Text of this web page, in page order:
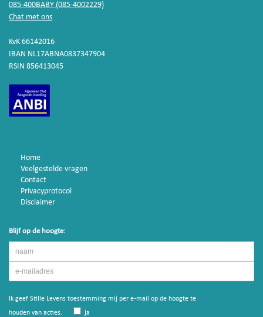
085-400BABY (085-4002229)
Chat met ons
KvK 66142016
IBAN NL17ABNA0837347904
RSIN 856413045
Home
Veelgestelde vragen
Contact
Privacyprotocol
Disclaimer
Blijf op de hoogte:
Ik geef Stille Levens toestemming mij per e-mail op de hoogte te
houden van acties.
ja